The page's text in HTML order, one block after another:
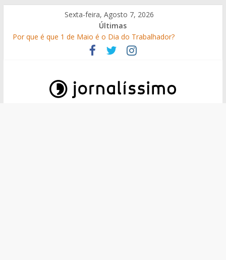
content
Sexta-feira, Agosto 7, 2026
Últimas
Por que é que 1 de Maio é o Dia do Trabalhador?
25 Perguntas sobre o 25 de Abril
Como surgiram os gelados?
10 de Junho, Dia de Portugal: a história, as origens, o que se